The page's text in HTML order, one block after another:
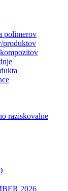
polimerov
produktov
raziskovalne
2026